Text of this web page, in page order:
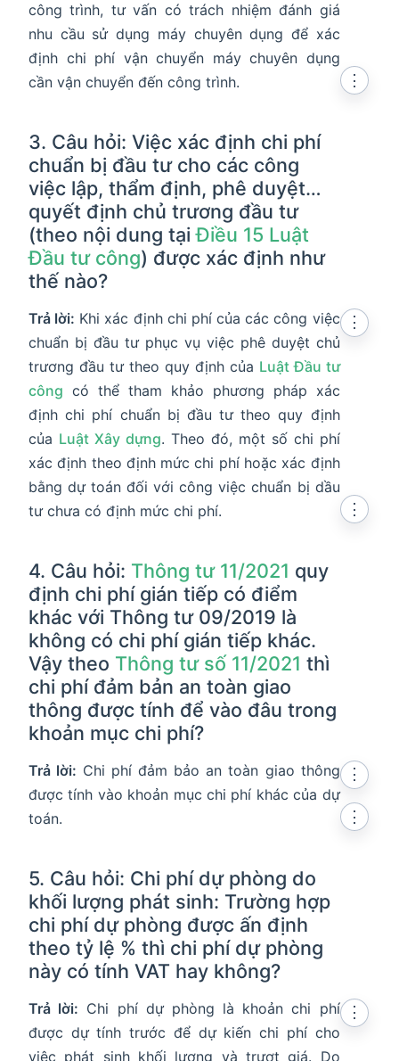
công trình, tư vấn có trách nhiệm đánh giá
nhu cầu sử dụng máy chuyên dụng để xác
định chi phí vận chuyển máy chuyên dụng
cần vận chuyển đến công trình.
3. Câu hỏi: Việc xác định chi phí
chuẩn bị đầu tư cho các công
việc lập, thẩm định, phê duyệt…
quyết định chủ trương đầu tư
(theo nội dung tạiĐiều 15 Luật
Đầu tư công) được xác định như
thế nào?
⋮
Trả lời: Khi xác định chi phí của các công việc
chuẩn bị đầu tư phục vụ việc phê duyệt chủ
trương đầu tư theo quy định của Luật Đầu tư
công có thể tham khảo phương pháp xác
định chi phí chuẩn bị đầu tư theo quy định
của Luật Xây dựng. Theo đó, một số chi phí
xác định theo định mức chi phí hoặc xác định
bằng dự toán đối với công việc chuẩn bị dầu
tư chưa có định mức chi phí.
⋮
4. Câu hỏi: Thông tư 11/2021 quy
định chi phí gián tiếp có điểm
khác với Thông tư 09/2019 là
không có chi phí gián tiếp khác.
Vậy theo Thông tư số 11/2021 thì
chi phí đảm bản an toàn giao
thông được tính để vào đâu trong
khoản mục chi phí?
⋮
Trả lời: Chi phí đảm bảo an toàn giao thông
được tính vào khoản mục chi phí khác của dự
toán.
⋮
5. Câu hỏi: Chi phí dự phòng do
khối lượng phát sinh: Trường hợp
chi phí dự phòng được ấn định
theo tỷ lệ % thì chi phí dự phòng
này có tính VAT hay không?
⋮
Trả lời: Chi phí dự phòng là khoản chi phí
được dự tính trước để dự kiến chi phí cho
việc phát sinh khối lượng và trượt giá. Do
⋮